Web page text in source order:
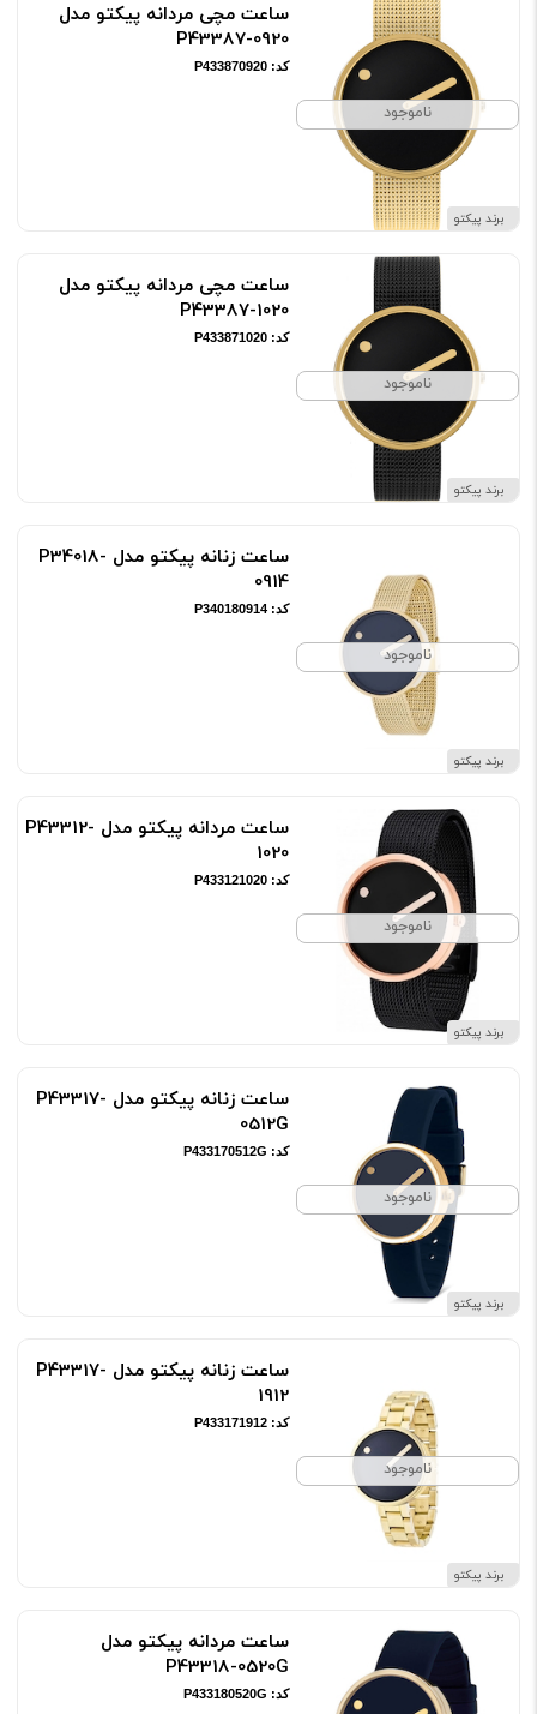
ناموجود
برند پیکتو
ساعت مچی مردانه پیکتو مدل
P43387-0920
کد: P433870920
ناموجود
برند پیکتو
ساعت مچی مردانه پیکتو مدل
P43387-1020
کد: P433871020
ناموجود
برند پیکتو
ساعت زنانه پیکتو مدل P34018-
0914
کد: P340180914
ناموجود
برند پیکتو
ساعت مردانه پیکتو مدل P43312-
1020
کد: P433121020
ناموجود
برند پیکتو
ساعت زنانه پیکتو مدل P43317-
0512G
کد: P433170512G
ناموجود
برند پیکتو
ساعت زنانه پیکتو مدل P43317-
1912
کد: P433171912
ساعت مردانه پیکتو مدل
P43318-0520G
کد: P433180520G